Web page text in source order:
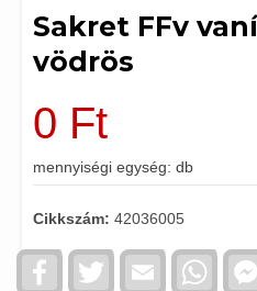
Sakret FFv
vödrös
0 Ft
mennyiségi egység: db
Cikkszám: 42036005
FacebookTwitter Email